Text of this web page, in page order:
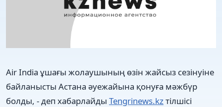
Air India ұшағы жолаушының өзін жайсыз сезінуіне
байланысты Астана әуежайына қонуға мәжбүр
болды, - деп хабарлайды Tengrinews.kz тілшісі